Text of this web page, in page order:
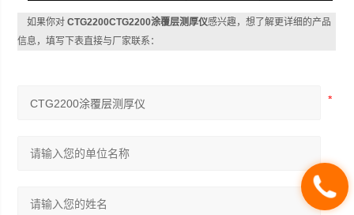
如果你对CTG2200CTG2200涂覆层测厚仪感兴趣，想了解更详细的产品
信息，填写下表直接与厂家联系：